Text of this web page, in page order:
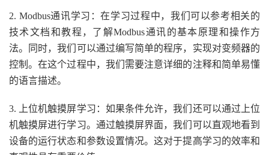
2. Modbus通讯学习：在学习过程中，我们可以参考相关的
技术文档和教程，了解Modbus通讯的基本原理和操作方
法。同时，我们可以通过编写简单的程序，实现对变频器的
控制。在这个过程中，我们需要注意详细的注释和简单易懂
的语言描述。
3. 上位机触摸屏学习：如果条件允许，我们还可以通过上位
机触摸屏进行学习。通过触摸屏界面，我们可以直观地看到
设备的运行状态和参数设置情况。这对于提高学习的效率和